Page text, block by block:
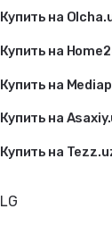
Купить на
Купить на
Купить на
Купить на
Купить на
LG